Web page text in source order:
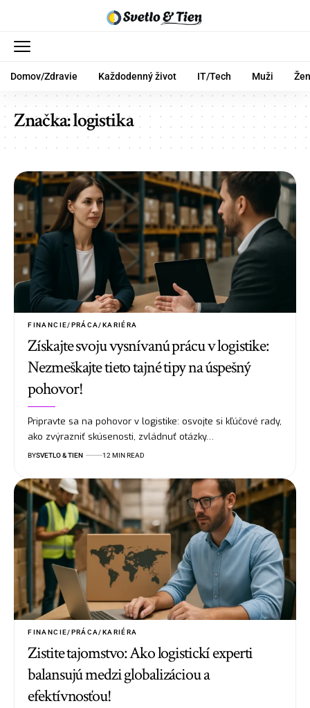
Domov/Zdravie Každodenný život IT/Tech Muži
Značka:logistika
FINANCIE/PRÁCA/KARIÉRA
Získajte svoju vysnívanú prácu v logistike:
Nezmeškajte tieto tajné tipy na úspešný
pohovor!
Pripravte sa na pohovor v logistike: osvojte si kľúčové rady,
ako zvýrazniť skúsenosti, zvládnuť otázky…
BYSVETLO & TIEN 12 MIN READ
FINANCIE/PRÁCA/KARIÉRA
Zistite tajomstvo: Ako logistickí experti
balansujú medzi globalizáciou a
efektívnosťou!